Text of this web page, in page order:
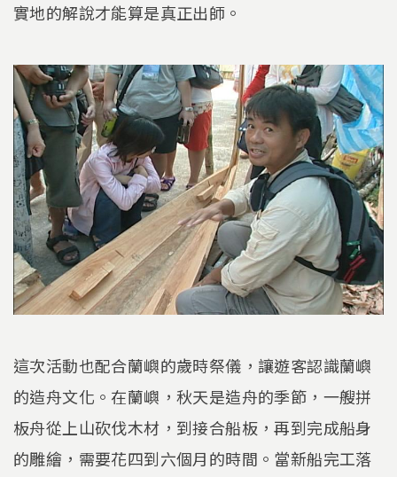
實地的解說才能算是真正出師。
這次活動也配合蘭嶼的歲時祭儀，讓遊客認識蘭嶼
的造舟文化。在蘭嶼，秋天是造舟的季節，一艘拼
板舟從上山砍伐木材，到接合船板，再到完成船身
的雕繪，需要花四到六個月的時間。當新船完工落